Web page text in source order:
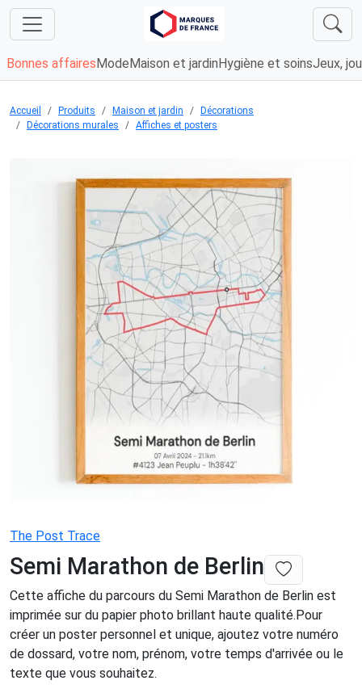
Bonnes affaires Mode Maison et jardin Hygiène et soinsJeux,
Accueil Produits Maison et jardin
Décorations
Décorations murales
Affiches et posters
The Post Trace
Semi Marathon de Berlin
Cette affiche du parcours du Semi Marathon de Berlin est
imprimée sur du papier photo brillant haute qualité.Pour
créer un poster personnel et unique, ajoutez votre numéro
de dossard, votre nom, prénom, votre temps d'arrivée ou le
texte que vous souhaitez.